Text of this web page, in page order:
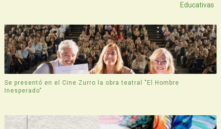
Educativas
Se presentó en el Cine Zurro la obra teatral "El Hombre
Inesperado"